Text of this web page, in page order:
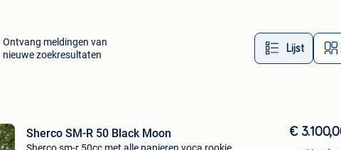
Ontvang meldingen van
nieuwe zoekresultaten
Lijst
Sherco SM-R 50 Black Moon €